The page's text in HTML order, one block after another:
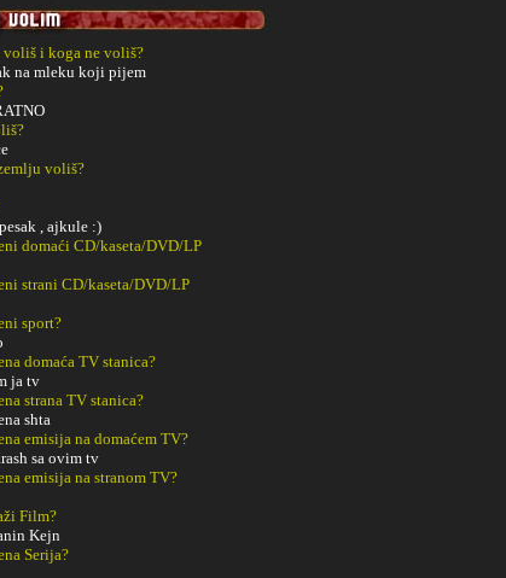
voliš i koga ne voliš?
na mleku koji pijem
voliš?
, ajkule :)
domaći CD/kaseta/DVD/LP
strani CD/kaseta/DVD/LP
sport?
domaća TV stanica?
ja tv
strana TV stanica?
shta
emisija na domaćem TV?
sa ovim tv
emisija na stranom TV?
Film?
Kejn
Serija?